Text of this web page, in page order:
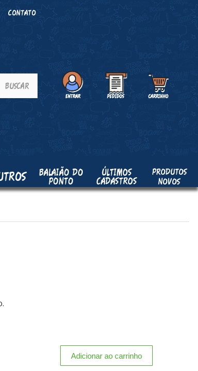
CONTATO
BALAIÃO DO
PONTO
ÚLTIMOS
CADASTROS
PRODUTOS
NOVOS